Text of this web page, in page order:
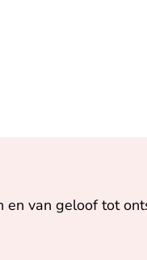
van geloof tot